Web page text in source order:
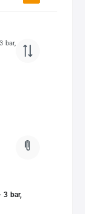
3 bar,